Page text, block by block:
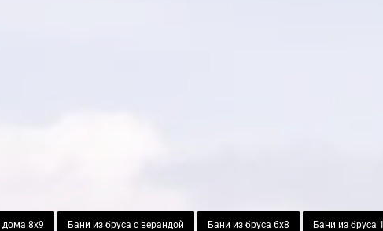
дома 8х9 Бани из бруса с верандой Бани из бруса 6х8 Бани из бруса